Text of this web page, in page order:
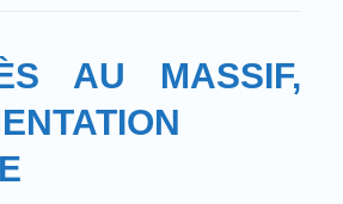
AU MASSIF,